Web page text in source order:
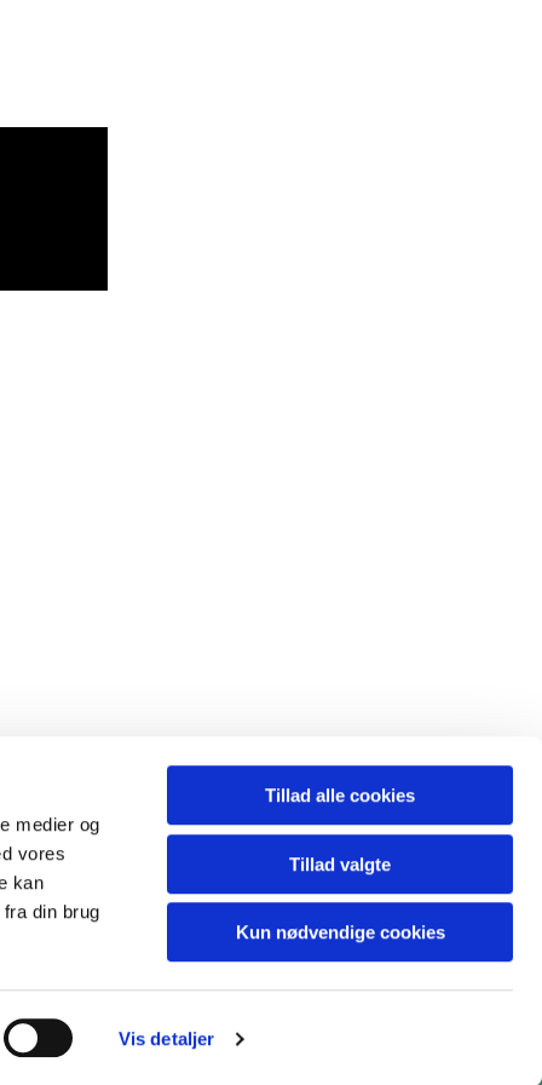
medier og
vores
kan
din brug
Vis detaljer
Tillad alle cookies
Tillad valgte
Kun nødvendige cookies